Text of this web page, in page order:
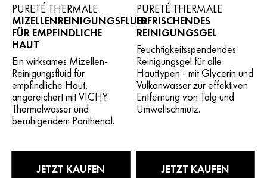
PURETÉ THERMALE
MIZELLENREINIGUNGSFLUID
FÜR EMPFINDLICHE
HAUT
Ein wirksames Mizellen-
Reinigungsfluid für
empfindliche Haut,
angereichert mit VICHY
Thermalwasser und
beruhigendem Panthenol.
JETZT KAUFEN
PURETÉ THERMALE
ERFRISCHENDES
REINIGUNGSGEL
Feuchtigkeitsspendendes
Reinigungsgel für alle
Hauttypen - mit Glycerin und
Vulkanwasser zur effektiven
Entfernung von Talg und
Umweltschmutz.
JETZT KAUFEN